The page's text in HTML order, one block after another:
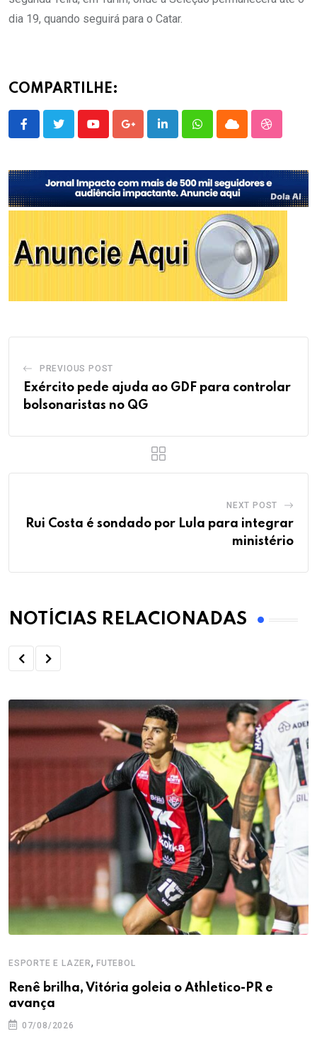
dia 19, quando seguirá para o Catar.
COMPARTILHE:
YoutubeGoogle+LinkedInWhatsappCloud
PREVIOUS POST
Exército pede ajuda ao GDF para controlar
bolsonaristas no QG
NEXT POST
Rui Costa é sondado por Lula para integrar
ministério
NOTÍCIAS RELACIONADAS
ESPORTE E LAZER, FUTEBOL
Renê brilha, Vitória goleia o Athletico-PR e
avança
07/08/2026